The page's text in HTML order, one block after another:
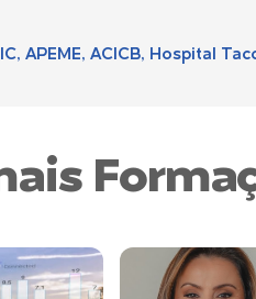
APEME, ACICB, Hospital